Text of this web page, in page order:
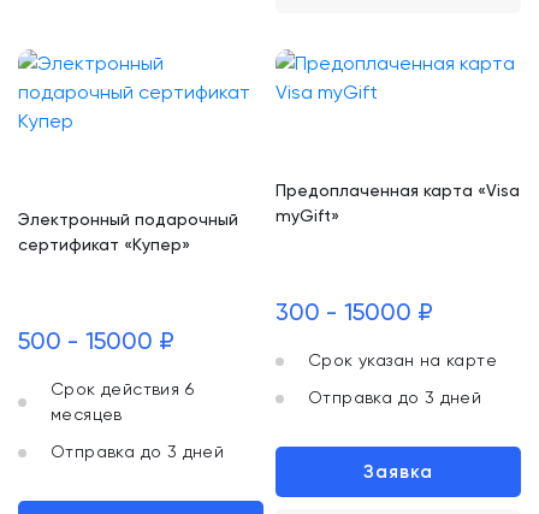
Электронный подарочный
сертификат «Купер»
500 - 15000 ₽
Срок действия 6
месяцев
Отправка до 3 дней
Предоплаченная карта «Visa
myGift»
300 - 15000 ₽
Срок указан на карте
Отправка до 3 дней
Заявка